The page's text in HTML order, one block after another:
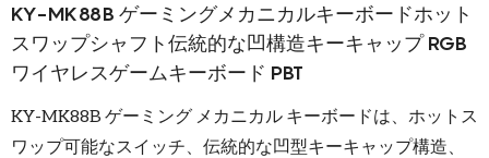
KY-MK88B ゲーミングメカニカルキーボードホット
スワップシャフト伝統的な凹構造キーキャップ RGB
ワイヤレスゲームキーボード PBT
KY-MK88B ゲーミング メカニカル キーボードは、ホットス
ワップ可能なスイッチ、伝統的な凹型キーキャップ構造、